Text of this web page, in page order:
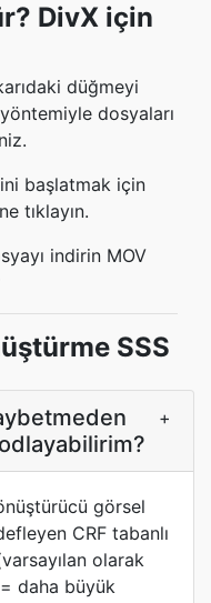
DivX için
düğmeyi
dosyaları
başlatmak için
tıklayın.
indirin MOV
SSS
+
görsel
CRF tabanlı
olarak
daha büyük